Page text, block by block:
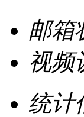
邮箱
视频
统计